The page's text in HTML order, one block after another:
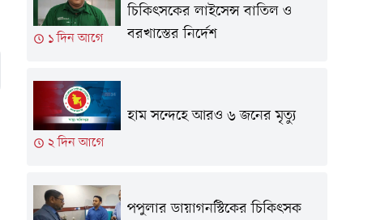
১ দিন আগে
চিকিৎসকের লাইসেন্স বাতিল ও
বরখাস্তের নির্দেশ
২ দিন আগে
হাম সন্দেহে আরও ৬ জনের মৃত্যু
পপুলার ডায়াগনস্টিকের চিকিৎসক